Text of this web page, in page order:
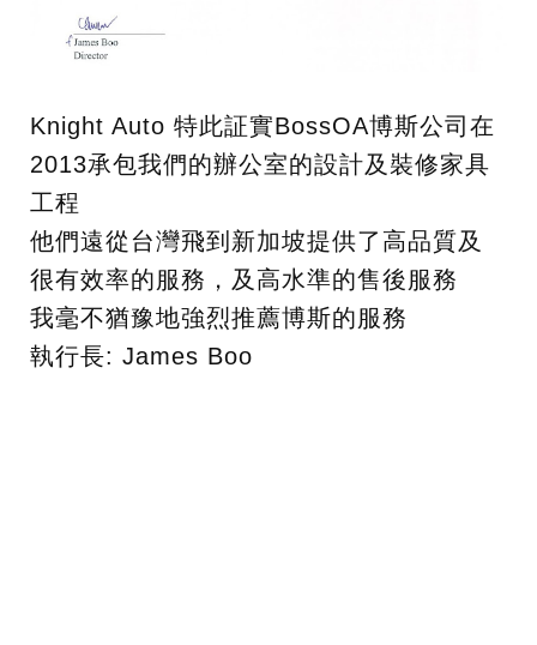
Knight Auto 特此証實BossOA博斯公司在
2013承包我們的辦公室的設計及裝修家具
工程
他們遠從台灣飛到新加坡提供了高品質及
很有效率的服務，及高水準的售後服務
我毫不猶豫地強烈推薦博斯的服務
執行長: James Boo